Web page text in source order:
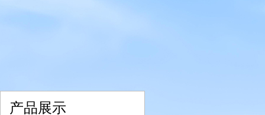
产品展示